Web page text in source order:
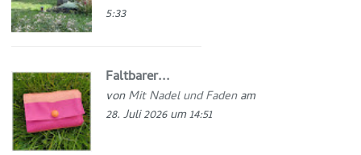
5:33
Faltbarer...
vonMit Nadel und Fadenam
28. Juli 2026 um 14:51